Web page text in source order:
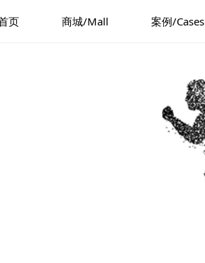
页 商城/Mall 案例/Cases